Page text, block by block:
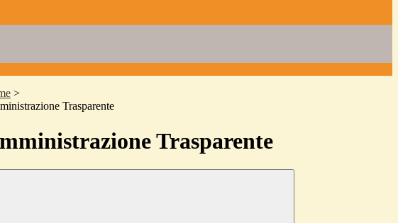
>
Trasparente
Trasparente